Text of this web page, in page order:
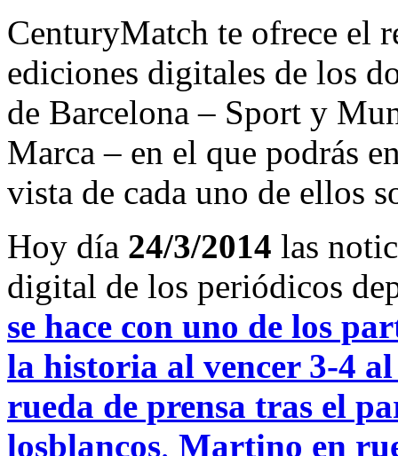
CenturyMatch te ofrece el
ediciones digitales de los
de Barcelona – Sport y
Marca – en el que podrás
vista de cada uno de ellos
Hoy día 24/3/2014 las
digital de los periódicos
se hace con uno de los
la historia al vencer 3-4
rueda de prensa tras el
losblancos, Martino en